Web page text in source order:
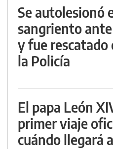
Se autolesionó
sangriento
y fue rescatado
la Policía
El papa León
primer viaje
cuándo llegará